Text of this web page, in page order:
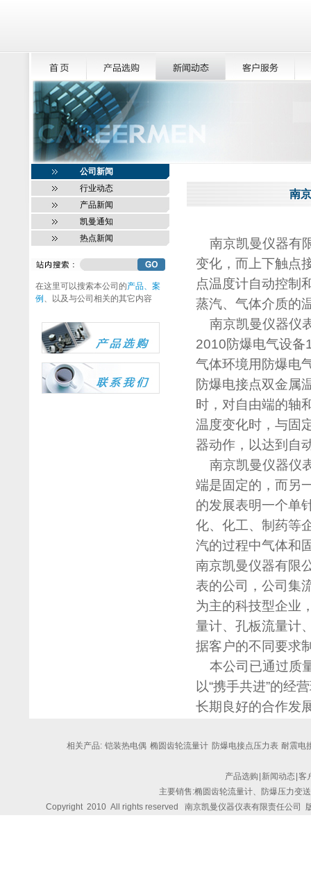
南
南京凯曼仪器有
变化，而上下触点
点温度计自动控制
蒸汽、气体介质的
南京凯曼仪器仪
2010防爆电气设备
气体环境用防爆电
防爆电接点双金属
时，对自由端的轴
温度变化时，与固
器动作，以达到自
南京凯曼仪器仪
端是固定的，而另
的发展表明一个单
化、化工、制药等
汽的过程中气体和
南京凯曼仪器有限
表的公司，公司集
为主的科技型企业
量计、孔板流量计
据客户的不同要求
本公司已通过质
以“携手共进”的经
长期良好的合作发
公司新闻
行业动态
产品新闻
凯曼通知
热点新闻
在这里可以搜索本公司的产品、案
例 、以及与公司相关的其它内容
相关产品: 铠装热电偶 椭圆齿轮流量计 防爆电接点压力表 耐震电
产品选购 新闻动态 客
主要销售:椭圆齿轮流量计、防爆压力变
Copyright 2010 All rights reserved 南京凯曼仪器仪表有限责任公司